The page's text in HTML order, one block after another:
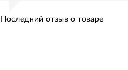
Последний отзыв о товаре